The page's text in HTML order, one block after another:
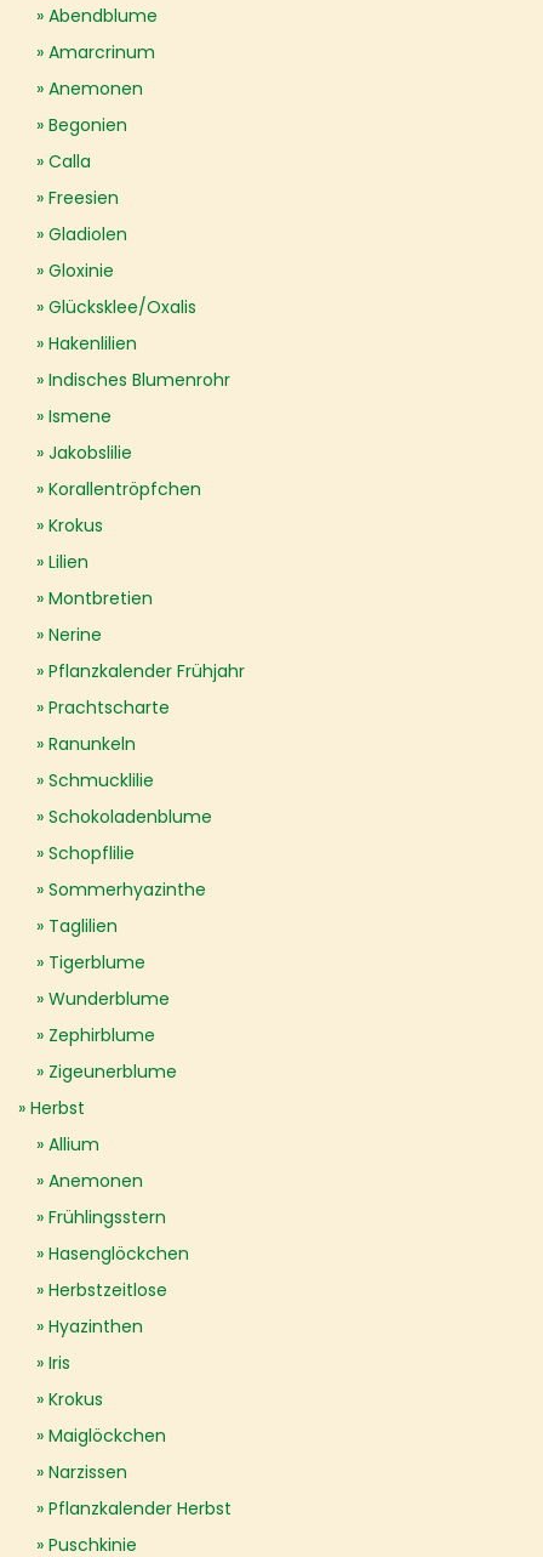
Abendblume
Amarcrinum
Anemonen
Begonien
Calla
Freesien
Gladiolen
Gloxinie
Glücksklee/Oxalis
Hakenlilien
Indisches Blumenrohr
Ismene
Jakobslilie
Korallentröpfchen
Krokus
Lilien
Montbretien
Nerine
Pflanzkalender Frühjahr
Prachtscharte
Ranunkeln
Schmucklilie
Schokoladenblume
Schopflilie
Sommerhyazinthe
Taglilien
Tigerblume
Wunderblume
Zephirblume
Zigeunerblume
Herbst
Allium
Anemonen
Frühlingsstern
Hasenglöckchen
Herbstzeitlose
Hyazinthen
Iris
Krokus
Maiglöckchen
Narzissen
Pflanzkalender Herbst
Puschkinie